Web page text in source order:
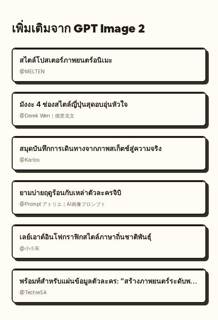
เพิ่มเติมจาก GPT Image 2
สไตล์โปสเตอร์ภาพยนตร์อนิเมะ
@MELTEN
มังงะ 4 ช่องสไตล์ญี่ปุ่นสุดอบอุ่นหัวใจ
@Derek Wen｜德里克文
สมุดบันทึกการเดินทางจากภาพสเก็ตช์สู่ความจริง
@Karlos
ยามบ่ายฤดูร้อนกับเหล่าตัวละครจิบิ
@Prompt アトリエ｜AI画像プロンプト
เลย์เอาต์อินโฟกราฟิกสไตล์ภาษาถิ่นชาติพันธุ์
@小小东
พร้อมท์สำหรับแผ่นข้อมูลตัวละคร: “สร้างภาพยนตร์ระดับพรีเมียม
@TechieSA